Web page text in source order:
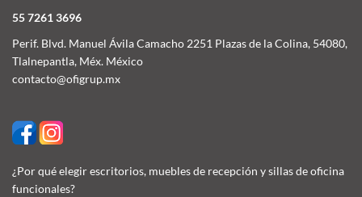
55 7261 3696
Perif. Blvd. Manuel Ávila Camacho 2251 Plazas de la Colina, 54080,
Tlalnepantla, Méx. México
contacto@ofigrup.mx
¿Por qué elegir escritorios, muebles de recepción y sillas de oficina
funcionales?